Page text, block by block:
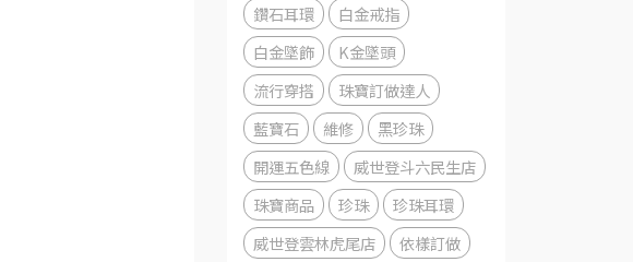
鑽石耳環
白金戒指
白金墜飾
K金墜頭
流行穿搭
珠寶訂做達人
藍寶石
維修
黑珍珠
開運五色線
威世登斗六民生店
珠寶商品
珍珠
珍珠耳環
威世登雲林虎尾店
依樣訂做